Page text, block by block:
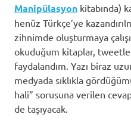
Manipülasyon kitabında)
henüz Türkçe’ye
zihnimde oluşturmaya
okuduğum kitaplar,
faydalandım. Yazı biraz
medyada sıklıkla
hali” sorusuna verilen
de taşıyacak.